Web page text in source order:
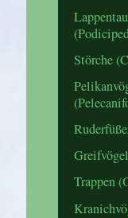
Störche
Trappen